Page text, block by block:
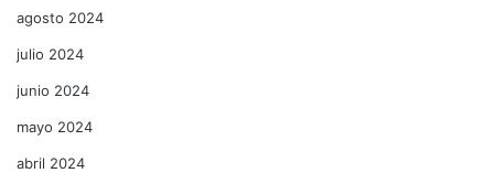
agosto 2024
julio 2024
junio 2024
mayo 2024
abril 2024